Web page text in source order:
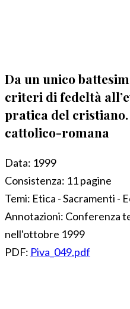
Da un unico
criteri di fedeltà
pratica del
cattolico-romana
Data: 1999
Consistenza: 11 pagine
Temi: Etica - Sacramenti -
Annotazioni: Conferenza
nell'ottobre 1999
PDF: Piva_049.pdf